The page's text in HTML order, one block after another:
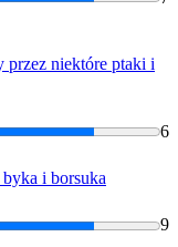
przez niektóre ptaki i
6
i borsuka
9